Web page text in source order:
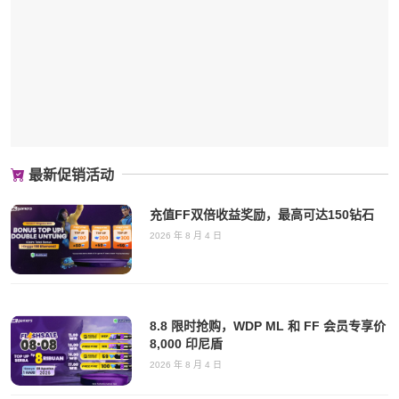
最新促销活动
充值FF双倍收益奖励，最高可达150钻石
2026 年 8 月 4 日
8.8 限时抢购，WDP ML 和 FF 会员专享价
8,000 印尼盾
2026 年 8 月 4 日